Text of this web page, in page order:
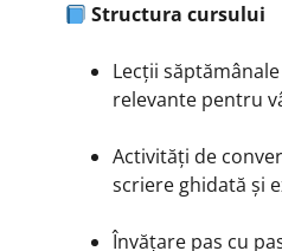
Structura cursului
Lecții
relevante pentru
Activități de
scriere ghidată și
Învățare pas cu